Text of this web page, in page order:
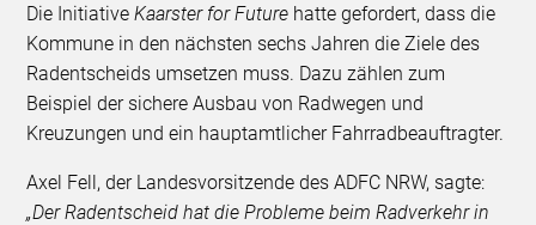
Die InitiativeKaarster for Future hatte gefordert, dass die
Kommune in den nächsten sechs Jahren die Ziele des
Radentscheids umsetzen muss. Dazu zählen zum
Beispiel der sichere Ausbau von Radwegen und
Kreuzungen und ein hauptamtlicher Fahrradbeauftragter.
Axel Fell, der Landesvorsitzende des ADFC NRW, sagte:
„Der Radentscheid hat die Probleme beim Radverkehr in